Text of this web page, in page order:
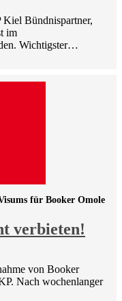
Kiel Bündnispartner,
im
Wichtigster…
verbieten!
für Booker Omole
von Booker
Nach wochenlanger